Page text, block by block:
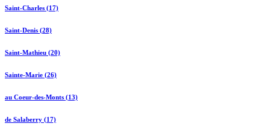
Saint-Charles (17)
Saint-Denis (28)
Saint-Mathieu (20)
Sainte-Marie (26)
au Coeur-des-Monts (13)
de Salaberry (17)